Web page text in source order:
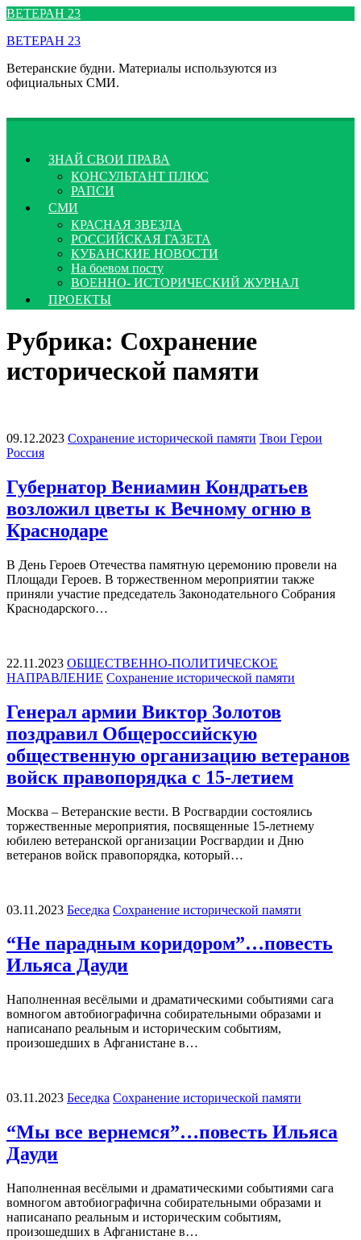
Перейти
содержимому
ВЕТЕРАН 23
ВЕТЕРАН 23
Ветеранские будни. Материалы используются из
официальных СМИ.
ЗНАЙ СВОИ ПРАВА
КОНСУЛЬТАНТ ПЛЮС
РАПСИ
СМИ
КРАСНАЯ ЗВЕЗДА
РОССИЙСКАЯ ГАЗЕТА
КУБАНСКИЕ НОВОСТИ
На боевом посту
ВОЕННО- ИСТОРИЧЕСКИЙ ЖУРНАЛ
ПРОЕКТЫ
Рубрика: Сохранение
исторической памяти
09.12.2023 Сохранение исторической памяти Твои Герои
Россия
Губернатор Вениамин Кондратьев
возложил цветы к Вечному огню в
Краснодаре
В День Героев Отечества памятную церемонию провели на
Площади Героев. В торжественном мероприятии также
приняли участие председатель Законодательного Собрания
Краснодарского…
22.11.2023 ОБЩЕСТВЕННО-ПОЛИТИЧЕСКОЕ
НАПРАВЛЕНИЕ Сохранение исторической памяти
Генерал армии Виктор Золотов
поздравил Общероссийскую
общественную организацию ветеранов
войск правопорядка с 15-летием
Москва – Ветеранские вести. В Росгвардии состоялись
торжественные мероприятия, посвященные 15-летнему
юбилею ветеранской организации Росгвардии и Дню
ветеранов войск правопорядка, который…
03.11.2023 Беседка Сохранение исторической памяти
“Не парадным коридором”…повесть
Ильяса Дауди
Наполненная весёлыми и драматическими событиями сага
вомногом автобиографична собирательными образами и
написанапо реальным и историческим событиям,
произошедших в Афганистане в…
03.11.2023 Беседка Сохранение исторической памяти
“Мы все вернемся”…повесть Ильяса
Дауди
Наполненная весёлыми и драматическими событиями сага
вомногом автобиографична собирательными образами и
написанапо реальным и историческим событиям,
произошедших в Афганистане в…